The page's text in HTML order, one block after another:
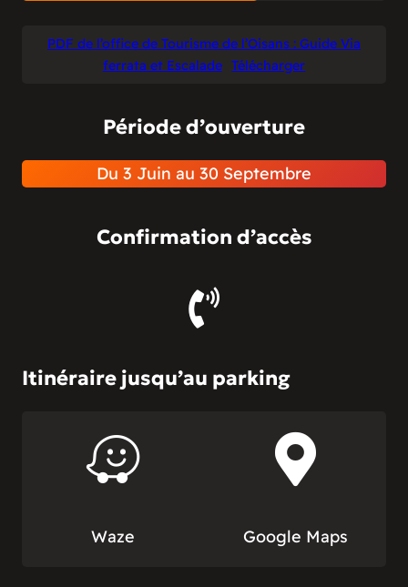
PDF de l’office de Tourisme de l’Oisans : Guide Via
ferrata et Escalade Télécharger
Période d’ouverture
Du 3 Juin au 30 Septembre
Confirmation d’accès
Itinéraire jusqu’au parking
Waze Google Maps